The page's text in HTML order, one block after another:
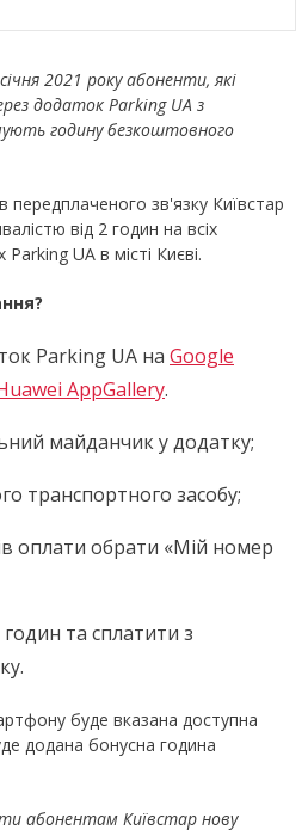
2021 року абоненти, які
додаток Parking UA з
годину безкоштовного
передплаченого зв'язку Київстар
від 2 годин на всіх
UA в місті Києві.
Parking UA на Google
AppGallery.
майданчик у додатку;
транспортного засобу;
оплати обрати «Мій номер
годин та сплатити з
буде вказана доступна
додана бонусна година
абонентам Київстар нову